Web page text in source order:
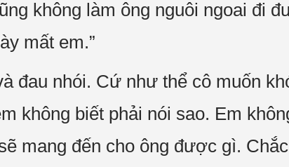
không làm ông nguôi ngoai đi
mất em.”
đau nhói. Cứ như thể cô muốn
không biết phải nói sao. Em
mang đến cho ông được gì.